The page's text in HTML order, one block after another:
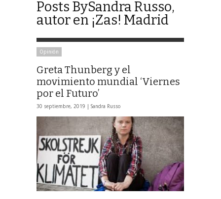
Posts BySandra Russo,
autor en ¡Zas! Madrid
Opinión
Greta Thunberg y el
movimiento mundial ‘Viernes
por el Futuro’
30 septiembre, 2019 | Sandra Russo